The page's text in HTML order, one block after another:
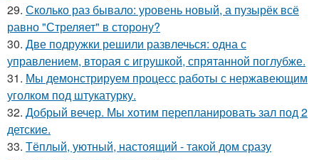
29. Сколько раз бывало: уровень новый, а пузырёк всё
равно "Стреляет" в сторону?
30. Две подружки решили развлечься: одна с
управлением, вторая с игрушкой, спрятанной поглубже.
31. Мы демонстрируем процесс работы с нержавеющим
уголком под штукатурку.
32. Добрый вечер. Мы хотим перепланировать зал под 2
детские.
33. Тёплый, уютный, настоящий - такой дом сразу